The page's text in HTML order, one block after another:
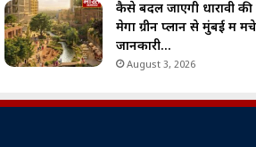
कैसे बदल जाएगी धारावी
मेगा ग्रीन प्लान से मुंबई में
जानकारी…
August 3, 2026